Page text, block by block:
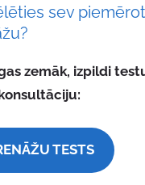
sev
zemāk, izpildi
TESTS